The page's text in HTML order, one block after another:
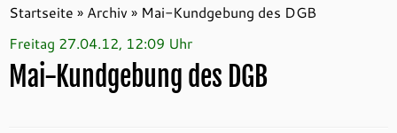
Inhalt
springen
Startseite » Archiv » Mai-Kundgebung des DGB
Freitag 27.04.12, 12:09 Uhr
Mai-Kundgebung des DGB